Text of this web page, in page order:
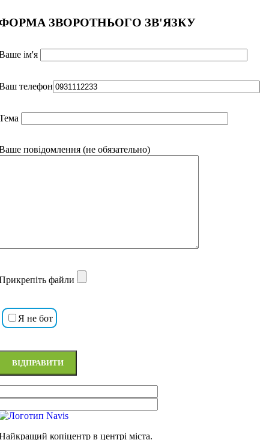
ЗВОРОТНЬОГО ЗВ'ЯЗКУ
ім'я
телефон
повідомлення (не обязательно)
файли
Я не бот
копіцентр в центрі міста.